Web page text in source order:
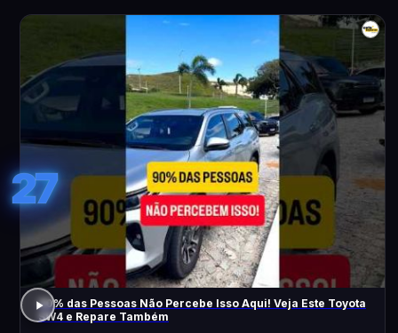
27
90% das Pessoas Não Percebe Isso Aqui! Veja Este Toyota
SW4 e Repare Também